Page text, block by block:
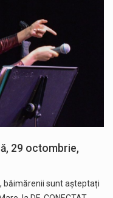
29 octombrie,
băimărenii sunt așteptați